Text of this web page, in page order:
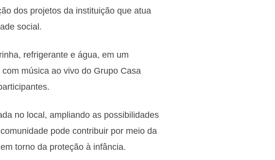
dos projetos da instituição que atua
social.
refrigerante e água, em um
música ao vivo do Grupo Casa
no local, ampliando as possibilidades
pode contribuir por meio da
torno da proteção à infância.